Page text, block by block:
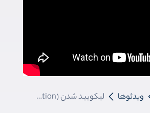
ویدئوها لیکویید شدن (Liquidation) چیست؟